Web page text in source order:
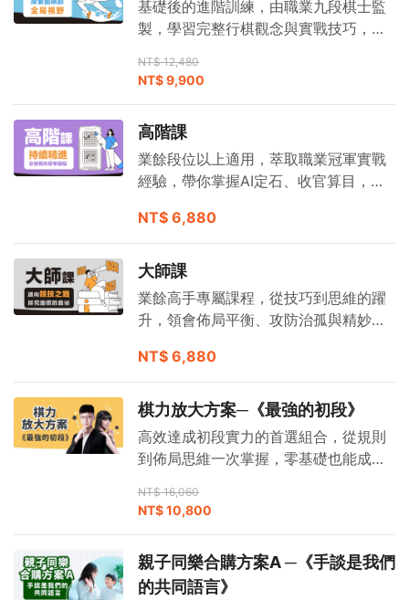
基礎後的進階訓練，由職業九段棋士監
製，學習完整行棋觀念與實戰技巧，達
NT$ 12,480
NT$ 9,900
高階課
業餘段位以上適用，萃取職業冠軍實戰
經驗，帶你掌握AI定石、收官算目，有
NT$ 6,880
大師課
業餘高手專屬課程，從技巧到思維的躍
升，領會佈局平衡、攻防治孤與精妙收
NT$ 6,880
棋力放大方案─《最強的初段》
高效達成初段實力的首選組合，從規則
到佈局思維一次掌握，零基礎也能成為
NT$ 16,060
NT$ 10,800
親子同樂合購方案A ─《手談是我們
的共同語言》